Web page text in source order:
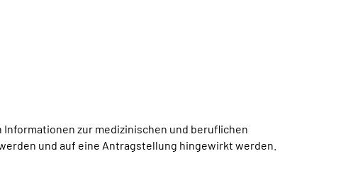
zur medizinischen und beruflichen
und auf eine Antragstellung hingewirkt werden.